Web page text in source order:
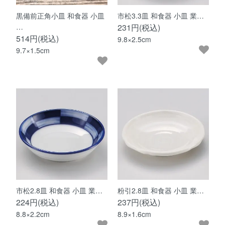
黒備前正角小皿 和食器 小皿
…
514円(税込)
9.7×1.5cm
市松3.3皿 和食器 小皿 業…
231円(税込)
9.8×2.5cm
市松2.8皿 和食器 小皿 業…
224円(税込)
8.8×2.2cm
粉引2.8皿 和食器 小皿 業…
237円(税込)
8.9×1.6cm